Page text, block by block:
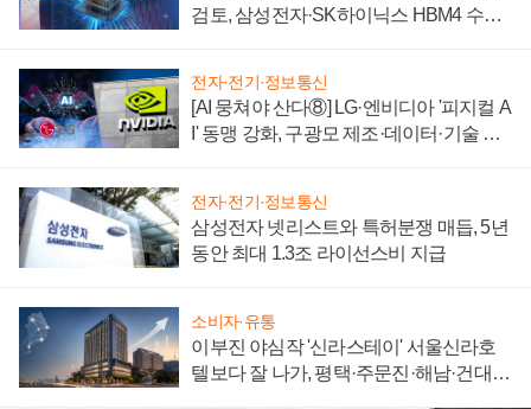
검토, 삼성전자·SK하이닉스 HBM4 수율
전자·전기·정보통신
[AI 뭉쳐야 산다⑧] LG·엔비디아 '피지컬 A
I' 동맹 강화, 구광모 제조·데이터·기술 결
전자·전기·정보통신
삼성전자 넷리스트와 특허분쟁 매듭, 5년
동안 최대 1.3조 라이선스비 지급
소비자·유통
이부진 야심작 '신라스테이' 서울신라호
텔보다 잘 나가, 평택·주문진·해남·건대로